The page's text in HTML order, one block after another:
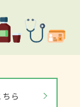
ら